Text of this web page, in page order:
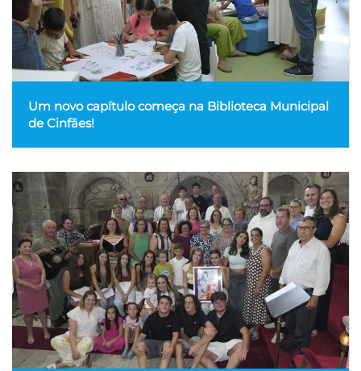
Um novo capítulo começa na Biblioteca Municipal
de Cinfães!